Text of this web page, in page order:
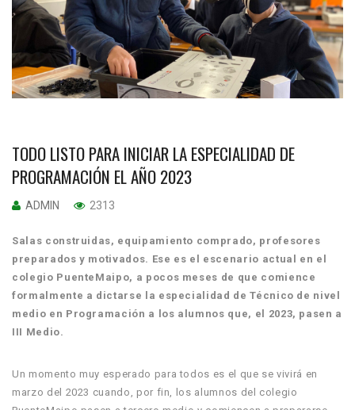
TODO LISTO PARA INICIAR LA ESPECIALIDAD DE
PROGRAMACIÓN EL AÑO 2023
ADMIN 2313
Salas construidas, equipamiento comprado, profesores
preparados y motivados. Ese es el escenario actual en el
colegio PuenteMaipo, a pocos meses de que comience
formalmente a dictarse la especialidad de Técnico de nivel
medio en Programación a los alumnos que, el 2023, pasen a
III Medio.
Un momento muy esperado para todos es el que se vivirá en
marzo del 2023 cuando, por fin, los alumnos del colegio